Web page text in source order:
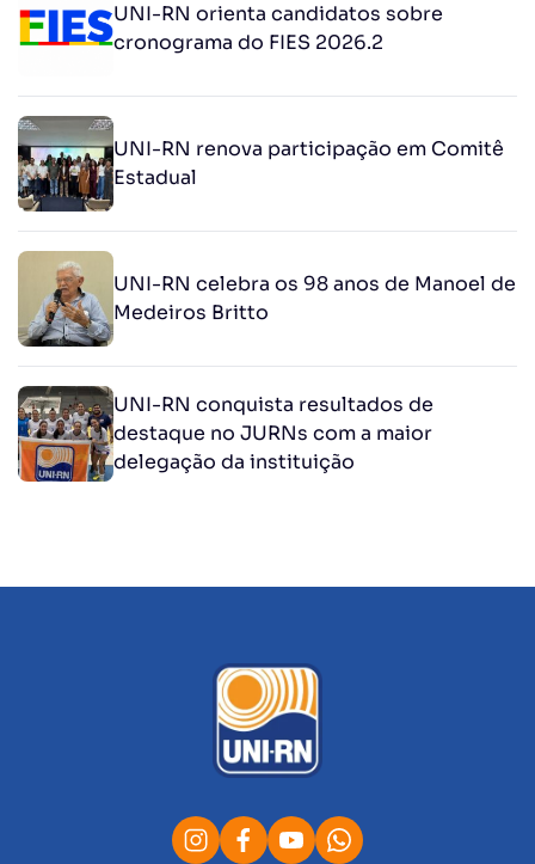
UNI-RN orienta candidatos sobre
cronograma do FIES 2026.2
UNI-RN renova participação em Comitê
Estadual
UNI-RN celebra os 98 anos de Manoel de
Medeiros Britto
UNI-RN conquista resultados de
destaque no JURNs com a maior
delegação da instituição